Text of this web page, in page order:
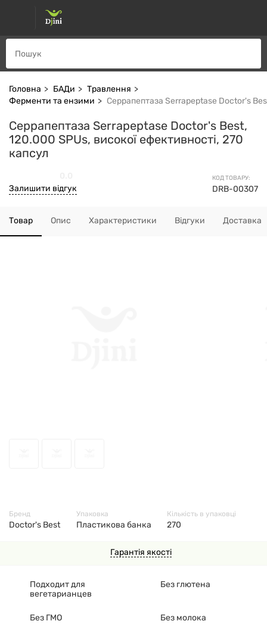
Головна БАДи
Травлення
Ферменти та ензими
Серрапептаза Serrapeptase Doctor's
Серрапептаза Serrapeptase Doctor's Best,
120.000 SPUs, високої ефективності, 270
капсул
КОД ТОВАРУ:
DRB-00307
Залишити відгук
Товар Опис Характеристики Відгуки Доставка
Гарантія якості
Подходит для
вегетарианцев
Без глютена
Без ГМО Без молока
Бренд
Doctor's Best
Упаковка
Пластикова банка
Кількість в упаковці
270